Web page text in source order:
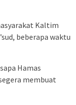
Kaltim
beberapa waktu
Hamas
membuat